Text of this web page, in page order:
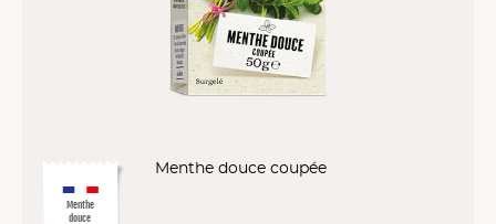
Menthe
douce
Menthe douce coupée